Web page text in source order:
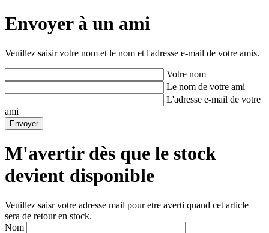
Envoyer à un ami
Veuillez saisir votre nom et le nom et l'adresse e-mail de votre amis.
Votre nom
Le nom de votre ami
L'adresse e-mail de votre
ami
M'avertir dès que le stock
devient disponible
Veuillez saisr votre adresse mail pour etre averti quand cet article
sera de retour en stock.
Nom